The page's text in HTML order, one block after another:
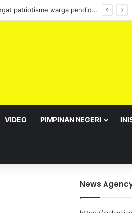
Semarak Bulan Kebangsaan JPNS 2026 meriah, suntik semangat patriotisme warga pendidikan
VIDEO PIMPINAN NEGERI
News